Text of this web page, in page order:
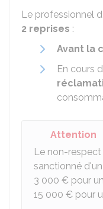
Le professionnel
2 reprises :
Avant la
En cours
Attention
Le non-
sanctionné
3 000 € pour
15 000 € pour